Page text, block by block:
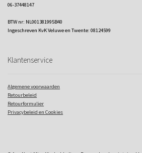
06-37448147
BTW nr: NL001381995B40
Ingeschreven KvK Veluwe en Twente: 08124599
Klantenservice
Algemene voorwaarden
Retourbeleid
Retourformulier
Privacybeleid en Cookies